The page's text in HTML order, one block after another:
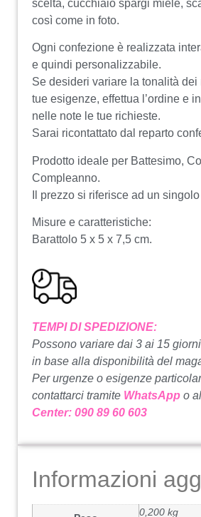
scelta, cucchiaio spargi miele,
così come in foto.
Ogni confezione è realizzata
e quindi personalizzabile.
Se desideri variare la tonalità
tue esigenze, effettua l’ordine e
nelle note le tue richieste.
Sarai ricontattato dal reparto
Prodotto ideale per Battesimo,
Compleanno.
Il prezzo si riferisce ad un
Misure e caratteristiche:
Barattolo 5 x 5 x 7,5 cm.
TEMPI DI SPEDIZIONE:
Possono variare dai 3 ai 15
in base alla disponibilità del
Per urgenze o esigenze
contattarci tramite WhatsApp o
Center: 090 89 60 603
Informazioni
0,200 kg